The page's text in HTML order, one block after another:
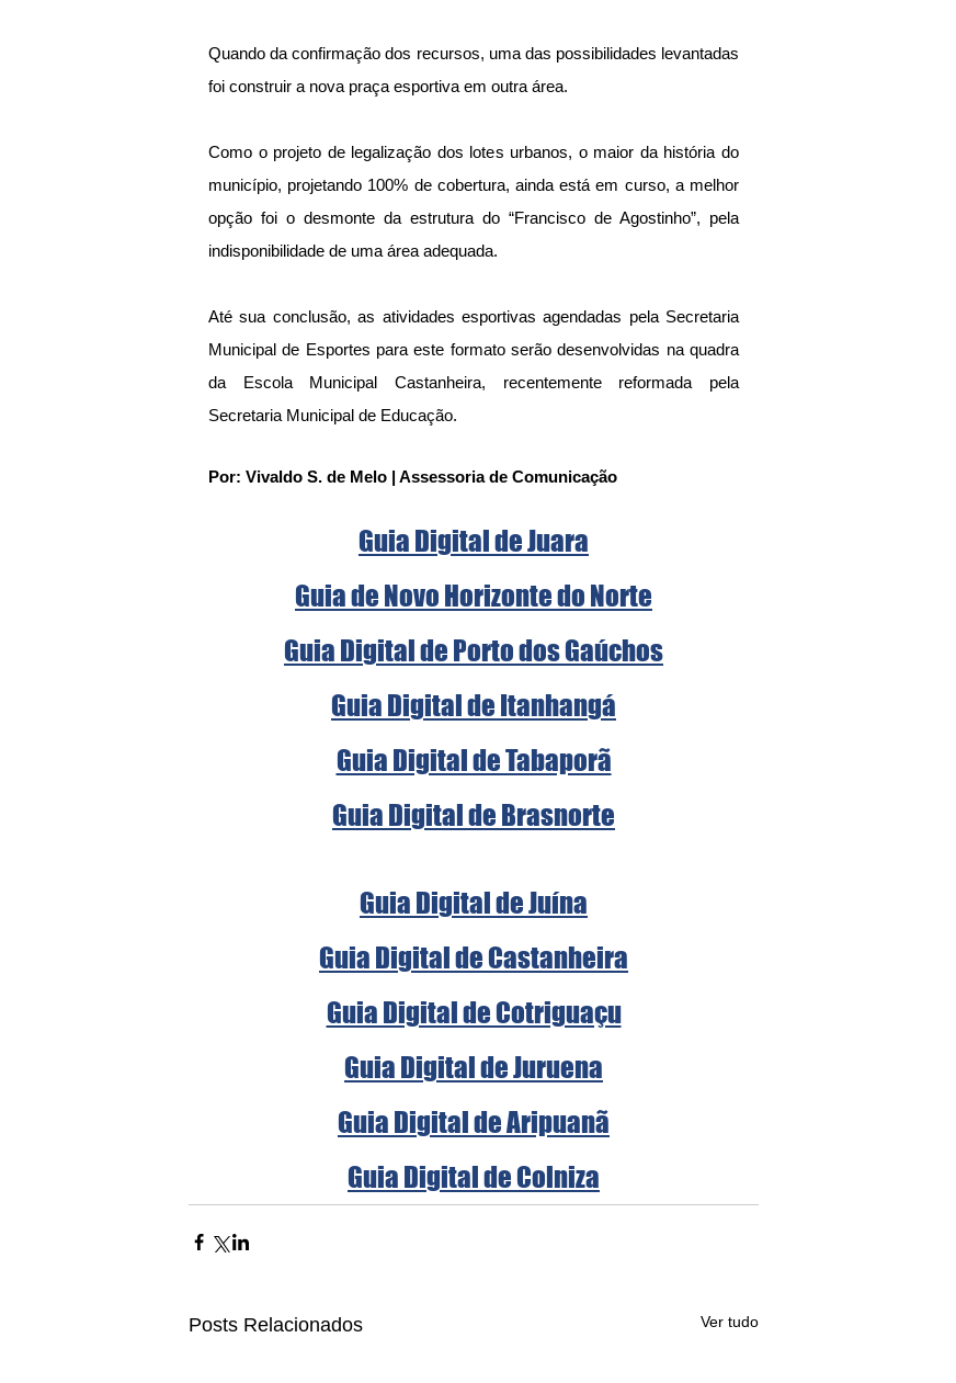
Quando da confirmação dos recursos, uma das possibilidades levantadas
foi construir a nova praça esportiva em outra área.
Como o projeto de legalização dos lotes urbanos, o maior da história do
município, projetando 100% de cobertura, ainda está em curso, a melhor
opção foi o desmonte da estrutura do “Francisco de Agostinho”, pela
indisponibilidade de uma área adequada.
Até sua conclusão, as atividades esportivas agendadas pela Secretaria
Municipal de Esportes para este formato serão desenvolvidas na quadra
da Escola Municipal Castanheira, recentemente reformada pela
Secretaria Municipal de Educação.
Por: Vivaldo S. de Melo | Assessoria de Comunicação
Guia Digital de Juara
Guia de Novo Horizonte do Norte
Guia Digital de Porto dos Gaúchos
Guia Digital de Itanhangá
Guia Digital de Tabaporã
Guia Digital de Brasnorte
Guia Digital de Juína
Guia Digital de Castanheira
Guia Digital de Cotriguaçu
Guia Digital de Juruena
Guia Digital de Aripuanã
Guia Digital de Colniza
Posts Relacionados Ver tudo